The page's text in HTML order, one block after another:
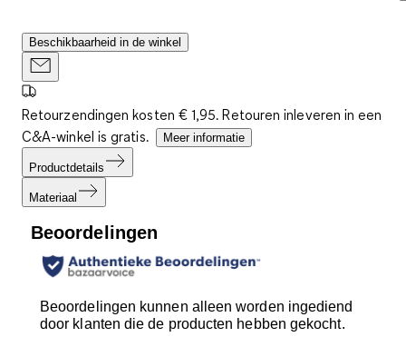
Beschikbaarheid in de winkel
Retourzendingen kosten € 1,95. Retouren inleveren in een
C&A-winkel is gratis.
Meer informatie
Productdetails
Materiaal
Beoordelingen
Beoordelingen kunnen alleen worden ingediend
door klanten die de producten hebben gekocht.